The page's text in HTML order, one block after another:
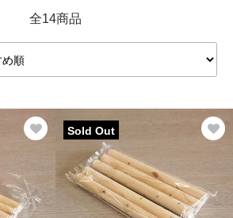
全14商品
Sold Out